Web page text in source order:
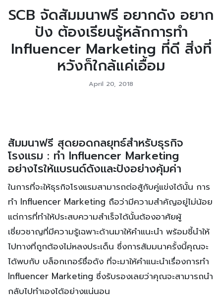
SCB จัดสัมมนาฟรี อยากดัง อยาก
ปัง ต้องเรียนรู้หลักการทำ
Influencer Marketing ที่ดี สิ่งที่
หวังก็ใกล้แค่เอื้อม
April 20, 2018
สัมมนาฟรี สุดยอดกลยุทธ์สำหรับธุรกิจ
โรงแรม : ทำ Influencer Marketing
อย่างไรให้แบรนด์ดังและปังอย่างคุ้มค่า
ในการที่จะให้ธุรกิจโรงแรมสามารถต่อสู้กับคู่แข่งได้นั้น การ
ทำ Influencer Marketing ถือว่ามีความสำคัญอยู่ไม่น้อย
แต่การที่ทำให้ประสบความสำเร็จได้นั้นต้องอาศัยผู้
เชี่ยวชาญที่มีความรู้เฉพาะด้านมาให้คำแนะนำ พร้อมชี้นำให้
ไปทางที่ถูกต้องไม่หลงประเด็น ซึ่งการสัมมนาครั้งนี้คุณจะ
ได้พบกับ บล็อกเกอร์ชื่อดัง ที่จะมาให้คำแนะนำเรื่องการทำ
Influencer Marketing ซึ่งรับรองเลยว่าคุณจะสามารถนำ
กลับไปทำเองได้อย่างแน่นอน